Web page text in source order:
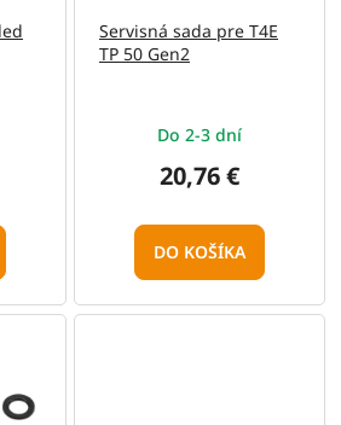
Servisná sada pre T4E
TP 50 Gen2
Do 2-3 dní
20,76 €
DO KOŠÍKA